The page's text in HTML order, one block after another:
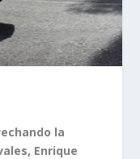
la
Enrique